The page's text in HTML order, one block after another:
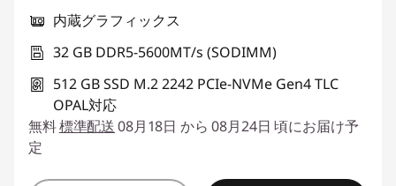
内蔵グラフィックス
32 GB DDR5-5600MT/s (SODIMM)
512 GB SSD M.2 2242 PCIe-NVMe Gen4 TLC
OPAL対応
無料標準配送08月18日 から 08月24日 頃にお届け予
定